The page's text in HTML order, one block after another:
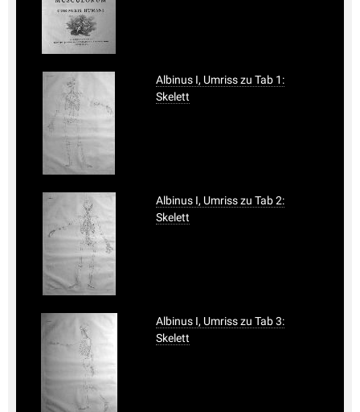
Albinus I, Umriss zu Tab 1:
Skelett
Albinus I, Umriss zu Tab 2:
Skelett
Albinus I, Umriss zu Tab 3:
Skelett